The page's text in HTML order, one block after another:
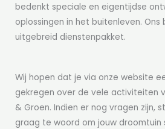
bedenkt speciale en eigentijdse
oplossingen in het buitenleven.
uitgebreid dienstenpakket.
Wij hopen dat je via onze website
gekregen over de vele activiteiten
& Groen. Indien er nog vragen zijn,
graag te woord om jouw droomtuin